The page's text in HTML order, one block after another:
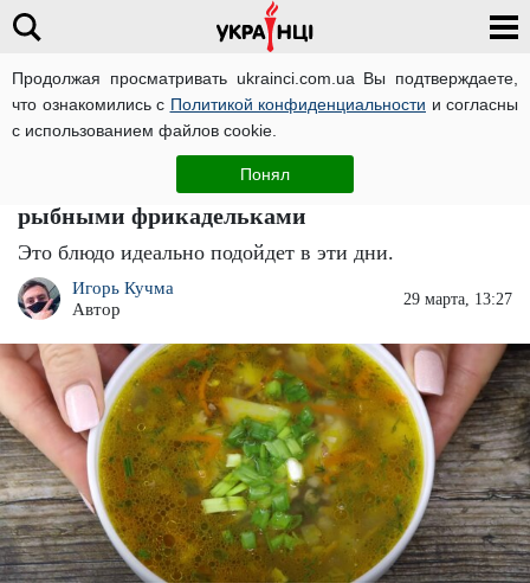
Продолжая просматривать ukrainci.com.ua Вы подтверждаете,
что ознакомились с Политикой конфиденциальности и согласны
с использованием файлов cookie.
Понял
Идеальное блюдо во время Великого поста:
рецепт королевского гречневого супа с
рыбными фрикадельками
Это блюдо идеально подойдет в эти дни.
Игорь Кучма
Автор
29 марта, 13:27